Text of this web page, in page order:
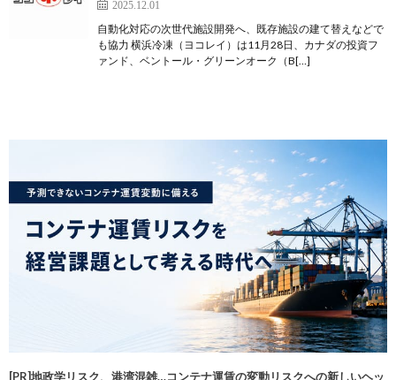
2025.12.01
自動化対応の次世代施設開発へ、既存施設の建て替えなどで
も協力 横浜冷凍（ヨコレイ）は11月28日、カナダの投資フ
ァンド、ベントール・グリーンオーク（B[…]
[PR]地政学リスク、港湾混雑…コンテナ運賃の変動リスクへの新しいヘッ